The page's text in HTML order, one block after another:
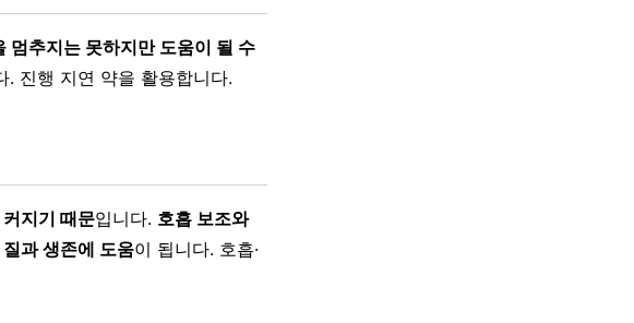
멈추지는 못하지만 도움이 될 수
. 진행 지연 약을 활용합니다.
지기 때문입니다. 호흡 보조와
과 생존에 도움이 됩니다. 호흡·